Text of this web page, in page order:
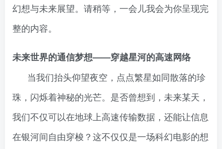
幻想与未来展望。请稍等，一会儿我会为你呈现完
整的内容。
未来世界的通信梦想——穿越星河的高速网络
当我们抬头仰望夜空，点点繁星如同散落的珍
珠，闪烁着神秘的光芒。是否曾想到，未来某天，
我们不仅可以在地球上高速传输数据，还能让信息
在银河间自由穿梭？这不仅仅是一场科幻电影的想